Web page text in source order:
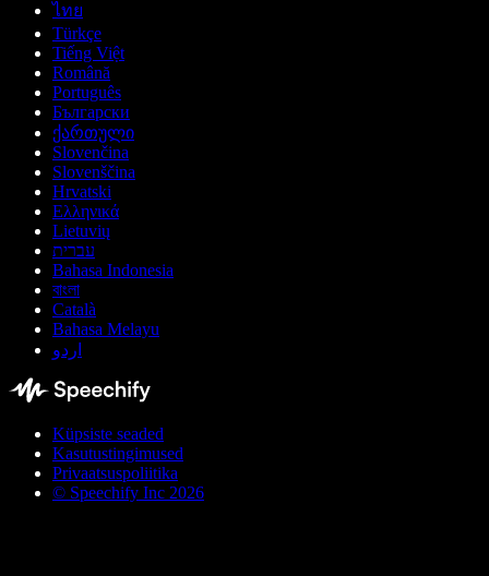
ไทย
Türkçe
Tiếng Việt
Română
Português
Български
ქართული
Slovenčina
Slovenščina
Hrvatski
Ελληνικά
Lietuvių
עברית
Bahasa Indonesia
বাংলা
Català
Bahasa Melayu
اردو
Küpsiste seaded
Kasutustingimused
Privaatsuspoliitika
© Speechify Inc 2026